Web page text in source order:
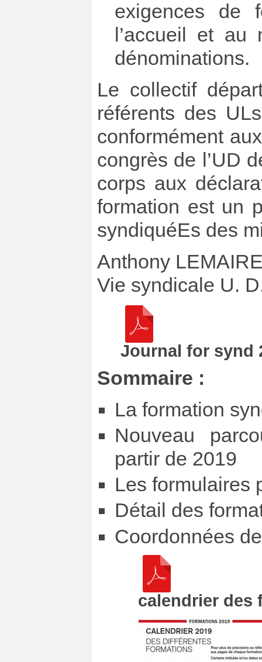
exigences de
l’accueil et au
dénominations.
Le collectif
référents des
conformément
congrès de l’UD
corps aux
formation est un
syndiquéEs des
Anthony
Vie syndicale U.
Journal for synd
Sommaire :
La formation
Nouveau
partir de 2019
Les formulaires
Détail des
Coordonnées
calendrier des